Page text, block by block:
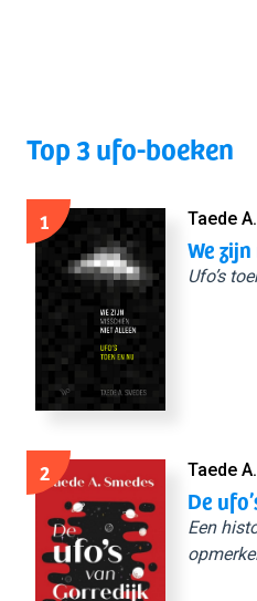
Top 3 ufo-boeken
1 Taede
We
Ufo’s
2 Taede
De
Een